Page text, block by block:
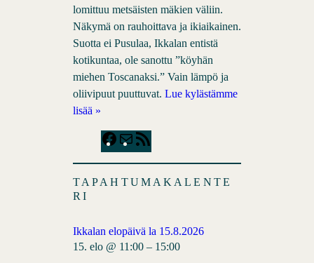
lomittuu metsäisten mäkien väliin.
Näkymä on rauhoittava ja ikiaikainen.
Suotta ei Pusulaa, Ikkalan entistä
kotikuntaa, ole sanottu ”köyhän
miehen Toscanaksi.” Vain lämpö ja
oliivipuut puuttuvat. Lue kylästämme
lisää »
F
a
e
o
M
a
l
S
F
d
TAPAHTUMAKALENTE
RI
Ikkalan elopäivä la 15.8.2026
15. elo @ 11:00 – 15:00